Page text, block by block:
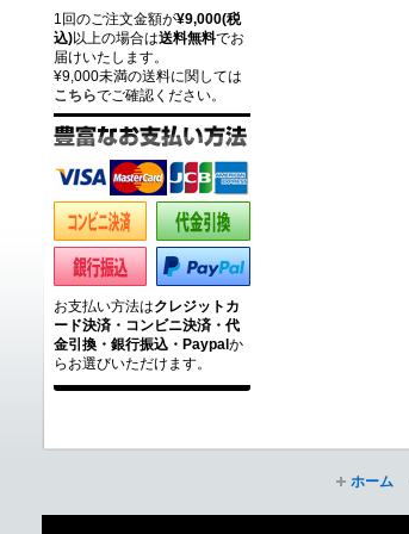
1回のご注文金額が¥9,000(税
込)以上の場合は送料無料でお
届けいたします。
¥9,000未満の送料に関しては
こちらでご確認ください。
お支払い方法はクレジットカ
ード決済・コンビニ決済・代
金引換・銀行振込・Paypalか
らお選びいただけます。
ホーム